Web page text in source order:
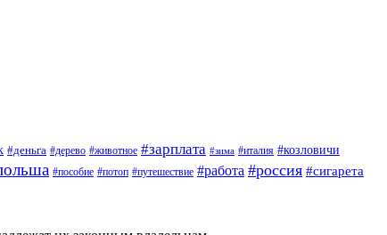
#деньга #дерево #животное #зарплата #зима #италия #козловичи
#пособие #потоп #путешествие #работа #россия #сигарета